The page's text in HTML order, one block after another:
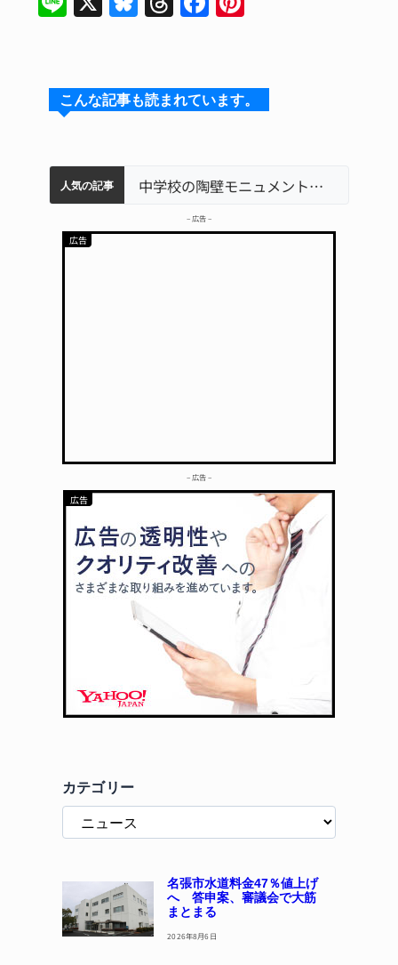
n u
s
k
hr
a
d
a
e
b
o
k
re
st
こんな記事も読まれています。
人気の記事 中学校の陶壁モニュメント 地元建設会社がボランティアで清掃 伊賀
【インターハイ⑨】ソフトテニス ミス減らし上位狙う 近大高専
リレーで東海中学総体へ 伊賀・名張
名張市、給食センター整備へ実施計画案 14小学校集約の年次計画も
– 広告 –
– 広告 –
カテゴリー
名張市水道料金47％値上げ
へ 答申案、審議会で大筋
まとまる
2026年8月6日